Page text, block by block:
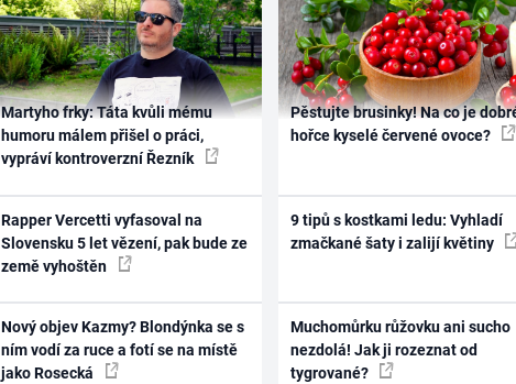
Martyho frky: Táta kvůli mému
humoru málem přišel o práci,
vypráví kontroverzní Řezník
Rapper Vercetti vyfasoval na
Slovensku 5 let vězení, pak bude ze
země vyhoštěn
Nový objev Kazmy? Blondýnka se s
ním vodí za ruce a fotí se na místě
jako Rosecká
Pěstujte brusinky! Na co je
hořce kyselé červené ovoce?
9 tipů s kostkami ledu: Vyhladí
zmačkané šaty i zalijí květiny
Muchomůrku růžovku ani sucho
nezdolá! Jak ji rozeznat od
tygrované?